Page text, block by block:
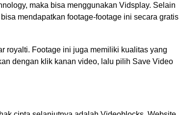
maka bisa menggunakan Vidsplay. Selain
mendapatkan footage-footage ini secara gratis
royalti. Footage ini juga memiliki kualitas yang
dengan klik kanan video, lalu pilih Save Video